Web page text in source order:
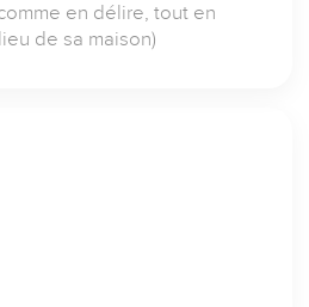
en délire, tout en
de sa maison)